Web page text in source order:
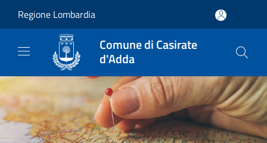
Regione Lombardia
Comune di Casirate
d'Adda